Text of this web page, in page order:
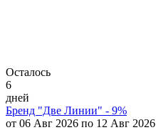
Осталось
6
дней
Бренд "Две Линии" - 9%
от 06 Авг 2026 по 12 Авг 2026